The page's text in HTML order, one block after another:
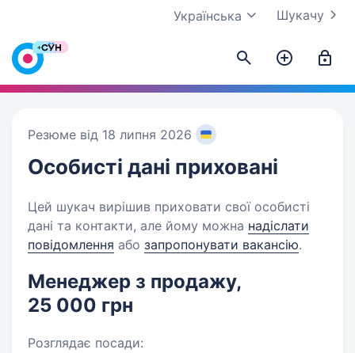
Шукачу
Українська
Резюме від 18 липня 2026
Особисті дані приховані
Цей шукач вирішив приховати свої особисті
дані та контакти, але йому можна надіслати
повідомлення або запропонувати вакансію.
Менеджер з продажу,
25 000 грн
Розглядає посади: